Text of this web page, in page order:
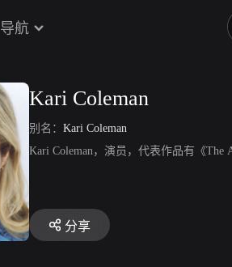
导航
Kari Coleman
别名： Kari Coleman
Kari Coleman，演员，代表作品有《The
分享